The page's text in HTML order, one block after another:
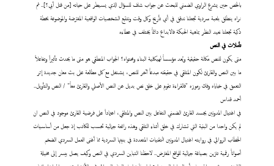
بالخص حين يشرع الراوي الضمني للبحث عن جواب شاف للسؤال الذي يسيطر على حياته [من قتل أبي؟].. ثم
نراه ينطلق بلعبة سردية تجعلنا ندقق في أي تأريخ وكل وقت ونتتبع الشخصيات الواقعية المفترضة والموضوعة بخطة
ذكية تجعلنا نعيد النظر بماهية الحبكة فالابداع دائماً يختلف في عطاءه
تأملاتفي النص
متىيكون للنص مكانة حقيقية ويُعد مؤسساً لهيكلية البناء ومحتواه؟ الجواب المنطقي هو متى ما يحدث تأثيراً وتفاعلاً
ما بين النص والقارئ لكون المتلقي في حقيقته مبدعاً آخر للنص، يشتغل مع كل مطالعة على بث معان جديدة إثر
التعمق في خباياه وفك رموزه "فالقراءة تقوم على خلق نص بديل عن النص الأصلي والقارئ معاً" / النص والتأويل..
أحمد قداس
في اغتيال المدونين يجسد القارئ الضمني التفاعل بين النص والمتلقي، اعتماداً على فرضية القارئ موجود في النص ان
لم يكن واحدا من البنية التي تشارك في خلق أثناء التلقي وهذه رائعة جمالية تحسب للكاتب إذ جعل من أساسيات
الخطاب الروائي في روايته اغتيال المدونين التقنيات المتعددة في بنيتها السردية مما أغنى العمل السردي الضخم
أصواتاً رقمية تتزين بصياغة جمالية للواقع المفترض.. لاحظنا التباين السردي في النص وكيف يصل بيسر إلى مخيلة